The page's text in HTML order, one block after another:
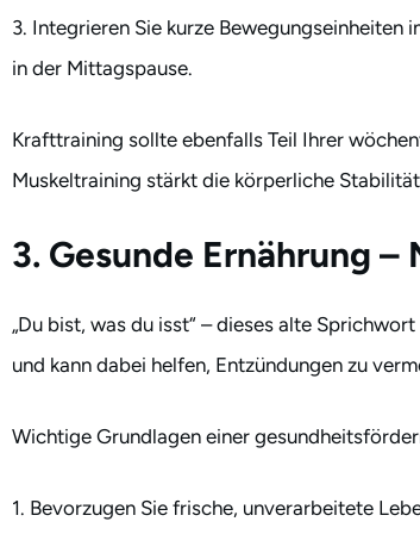
3. Integrieren Sie kurze Bewegungseinheiten
in der Mittagspause.
Krafttraining sollte ebenfalls Teil Ihrer
Muskeltraining stärkt die körperliche
3. Gesunde Ernährung –
„Du bist, was du isst“ – dieses alte
und kann dabei helfen, Entzündungen zu
Wichtige Grundlagen einer
1. Bevorzugen Sie frische, unverarbeitete